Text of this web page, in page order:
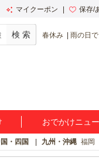
マイクーポン 保存/
春休み 雨の日
おでかけニュ
・四国 九州・沖縄 福岡